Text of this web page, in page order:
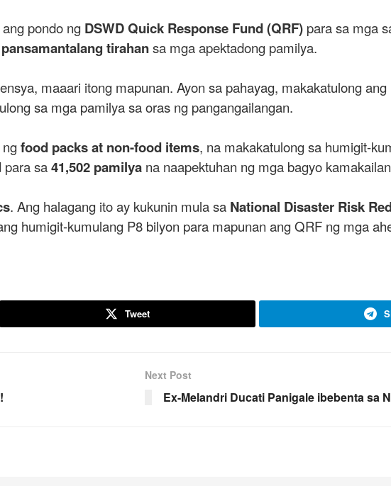
pondo ng DSWD Quick Response Fund (QRF) para sa mga
tirahansa mga apektadong pamilya.
maaari itong mapunan. Ayon sa pahayag, makakatulong
sa mga pamilya sa oras ng pangangailangan.
food packs at non-food items, na makakatulong sa humigit-
para sa41,502 pamilya na naapektuhan ng mga bagyo
. Ang halagang ito ay kukunin mula sa National Disaster Risk
humigit-kumulang P8 bilyon para mapunan ang QRF ng mga
Tweet
Next Post
Ex-Melandri Ducati Panigale ibebenta sa